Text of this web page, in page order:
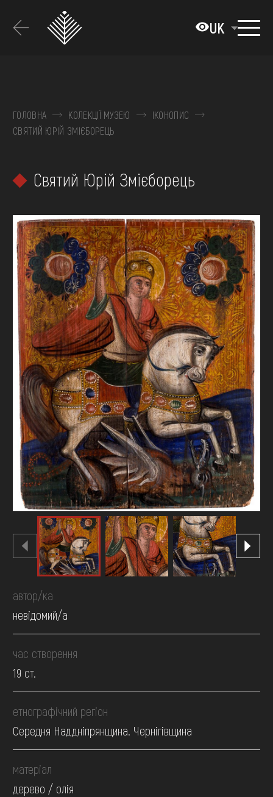
основного
UK
КОЛЕКЦІЇ
ВИСТАВКИ ТА ПОДІЇ
ВІДВІДАТИ
НАВЧИТИСЯ
ПОСЛУГИ
FAQ
ОНЛАЙН-КРАМНИЦЯ
ПІДТРИМАТИ
ГОЛОВНА КОЛЕКЦІЇ МУЗЕЮ
ІКОНОПИС
СВЯТИЙ ЮРІЙ ЗМІЄБОРЕЦЬ
Святий Юрій Змієборець
автор/ка
невідомий/а
час створення
19 ст.
етнографічний регіон
Середня Наддніпрянщина. Чернігівщина
матеріал
дерево / олія